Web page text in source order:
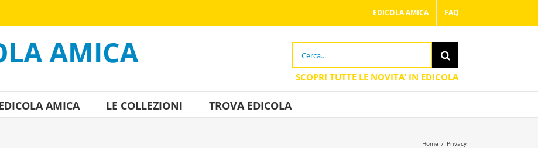
EDICOLA AMICA FAQ
Cerca
per:
AMICA LE COLLEZIONI TROVA EDICOLA
Home / Privacy